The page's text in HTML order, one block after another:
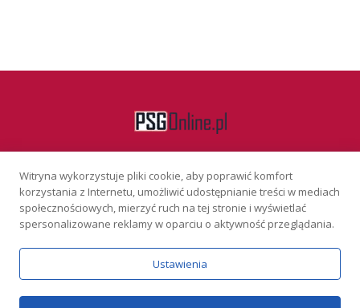
Facebook
KONTAKT REKLAMA POLITYKA PRYWATNOŚCI
Serwis wyłącznie dla osób powyżej 18 lat. Hazard może uzależniać.
Graj odpowiedzialnie.Szczegóły
Copyright © 2026 PSGonline.pl
Witryna wykorzystuje pliki cookie, aby poprawić komfort
korzystania z Internetu, umożliwić udostępnianie treści w mediach
społecznościowych, mierzyć ruch na tej stronie i wyświetlać
spersonalizowane reklamy w oparciu o aktywność przeglądania.
Ustawienia